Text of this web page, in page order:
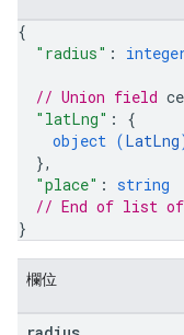
{
"radius" :
// Union field
"latLng" : {
object (LatLng
},
"place" : string
// End of list of
}
欄位